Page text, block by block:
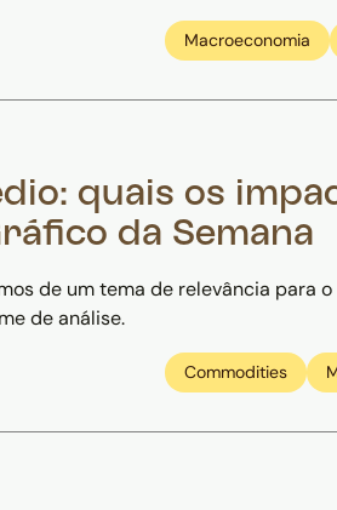
Macroeconomia
quais os
da Semana
de um tema de relevância para
de análise.
Commodities